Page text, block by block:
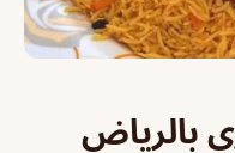
بالرياض